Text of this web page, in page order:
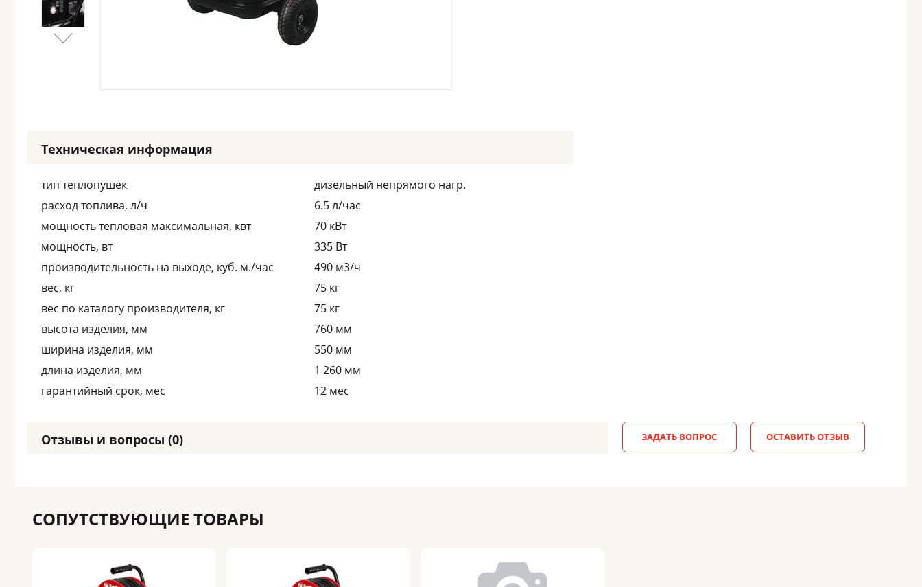
Техническая информация
тип теплопушек
дизельный непрямого нагр.
расход топлива, л/ч
6.5 л/час
мощность тепловая максимальная, квт
70 кВт
мощность, вт
335 Вт
производительность на выходе, куб. м./час
490 м3/ч
вес, кг
75 кг
вес по каталогу производителя, кг
75 кг
высота изделия, мм
760 мм
ширина изделия, мм
550 мм
длина изделия, мм
1 260 мм
гарантийный срок, мес
12 мес
Отзывы и вопросы (0) ЗАДАТЬ ВОПРОС ОСТАВИТЬ ОТЗЫВ
СОПУТСТВУЮЩИЕ ТОВАРЫ